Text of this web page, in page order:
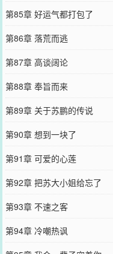
第85章 好运气都打包了
第86章 落荒而逃
第87章 高谈阔论
第88章 奉旨而来
第89章 关于苏鹏的传说
第90章 想到一块了
第91章 可爱的心莲
第92章 把苏大小姐给忘了
第93章 不速之客
第94章 冷嘲热讽